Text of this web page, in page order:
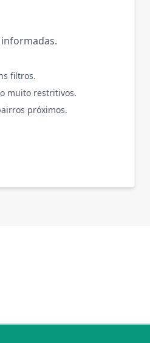
filtros.
muito restritivos.
próximos.